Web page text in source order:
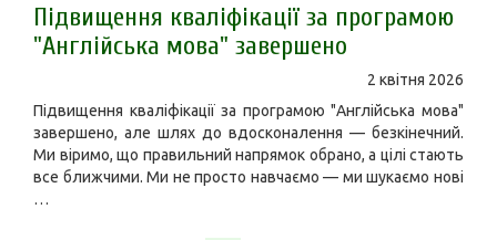
Підвищення кваліфікації за програмою
"Англійська мова" завершено
2 квітня 2026
Підвищення кваліфікації за програмою "Англійська мова"
завершено, але шлях до вдосконалення — безкінечний.
Ми віримо, що правильний напрямок обрано, а цілі стають
все ближчими. Ми не просто навчаємо — ми шукаємо нові
…